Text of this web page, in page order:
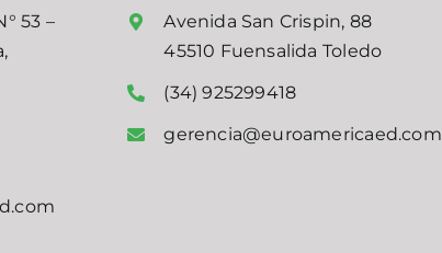
53 –
Avenida San Crispin, 88
45510 Fuensalida Toledo
(34) 925299418
gerencia@euroamericaed.com